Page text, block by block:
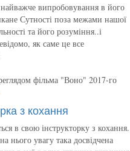
випробовування в його
Сутності поза межами нашої
та його розуміння..і
як саме це все
фільма "Воно" 2017-го
з кохання
в свою інструкторку з кохання.
нього увагу така досвідчена